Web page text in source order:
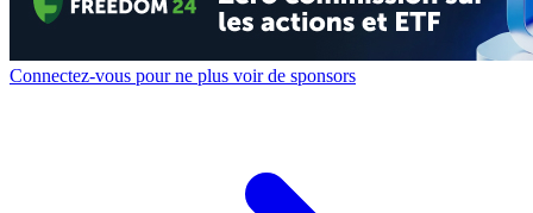
Connectez-vous pour ne plus voir de sponsors